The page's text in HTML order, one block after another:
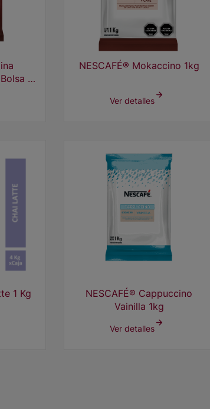
4x
NESCAFÉ® Mokaccino 1kg
Ver detalles
1 Kg
NESCAFÉ® Cappuccino
Vainilla 1kg
Ver detalles